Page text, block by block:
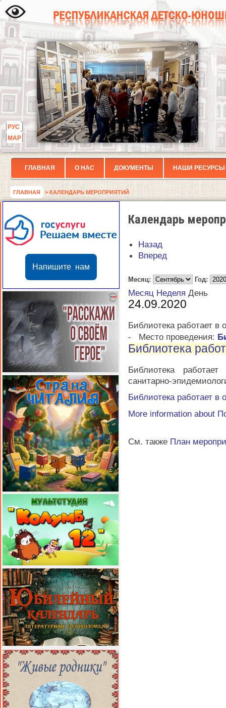
РУС
МАР
ГЛАВНАЯ О НАС ДОКУМЕНТЫ НАШИ РЕСУРСЫ
ГЛАВНАЯ > КАЛЕНДАРЬ МЕРОПРИЯТИЙ
Напишите нам
Календарь
Назад
Вперед
Месяц: Год:
Месяц Неделя День
24.09.2020
Библиотека работает
-
Место проведения:
Библиотека
Библиотека
санитарно-
Библиотека работает
More information about
См. также План